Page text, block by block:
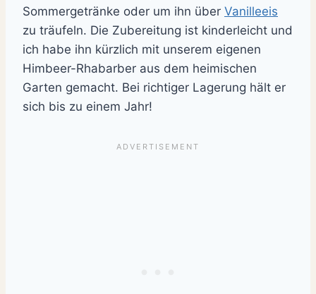
Sommergetränke oder um ihn über Vanilleeis
zu träufeln. Die Zubereitung ist kinderleicht und
ich habe ihn kürzlich mit unserem eigenen
Himbeer-Rhabarber aus dem heimischen
Garten gemacht. Bei richtiger Lagerung hält er
sich bis zu einem Jahr!